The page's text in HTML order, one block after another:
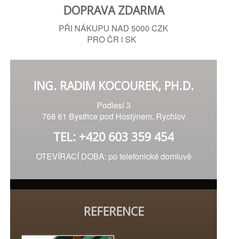
DOPRAVA ZDARMA
PŘI NÁKUPU NAD 5000 CZK
PRO ČR i SK
ING. RADIM KOCOUREK, PH.D.
Podlesí 3
768 61 Bystřice pod Hostýnem, Rychlov
TEL: +420 603 359 454
OTEVÍRACÍ DOBA: po telefonické domluvě
REFERENCE